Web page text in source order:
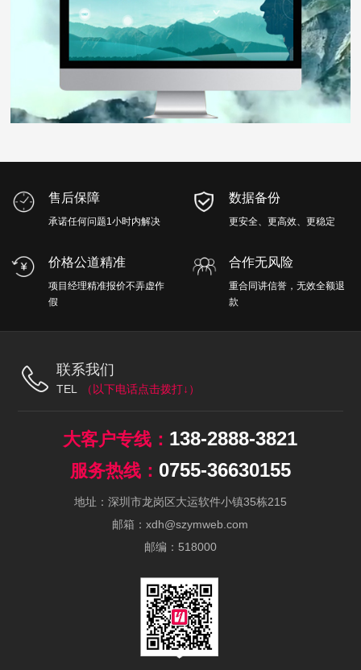
售后保障
承诺任何问题1小时内解决
数据备份
更安全、更高效、更稳定
价格公道精准
项目经理精准报价不弄虚作
假
合作无风险
重合同讲信誉，无效全额退
款
联系我们
TEL
138-2888-3821
0755-36630155
地址：深圳市龙岗区大运软件小镇35栋215
邮箱：xdh@szymweb.com
邮编：518000